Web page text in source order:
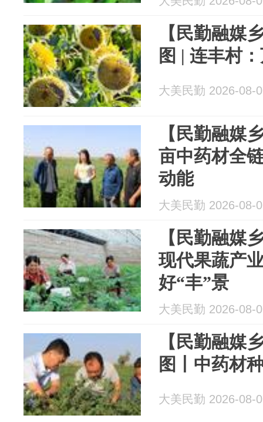
【民勤融媒
图 | 连丰村
大美民勤 2026-08-
【民勤融媒
亩中药材全
动能
大美民勤 2026-08-
【民勤融媒
现代果蔬产
好“丰”景
大美民勤 2026-08-
【民勤融媒
图丨中药材
大美民勤 2026-08-